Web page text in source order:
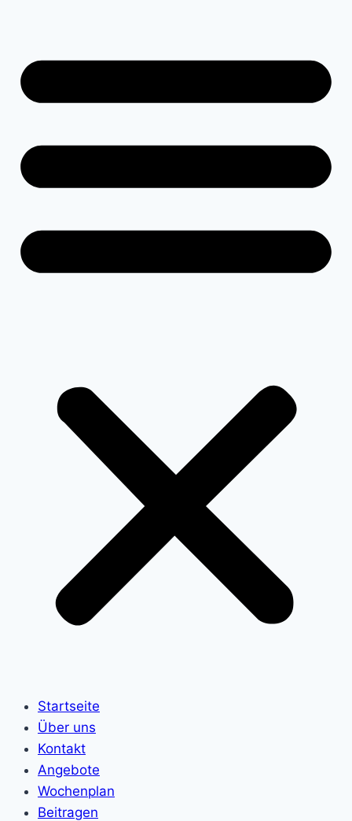
Startseite
Über uns
Kontakt
Angebote
Wochenplan
Beitragen